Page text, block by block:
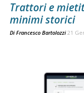
Trattori e
minimi storici
Di Francesco Bartolozzi 21